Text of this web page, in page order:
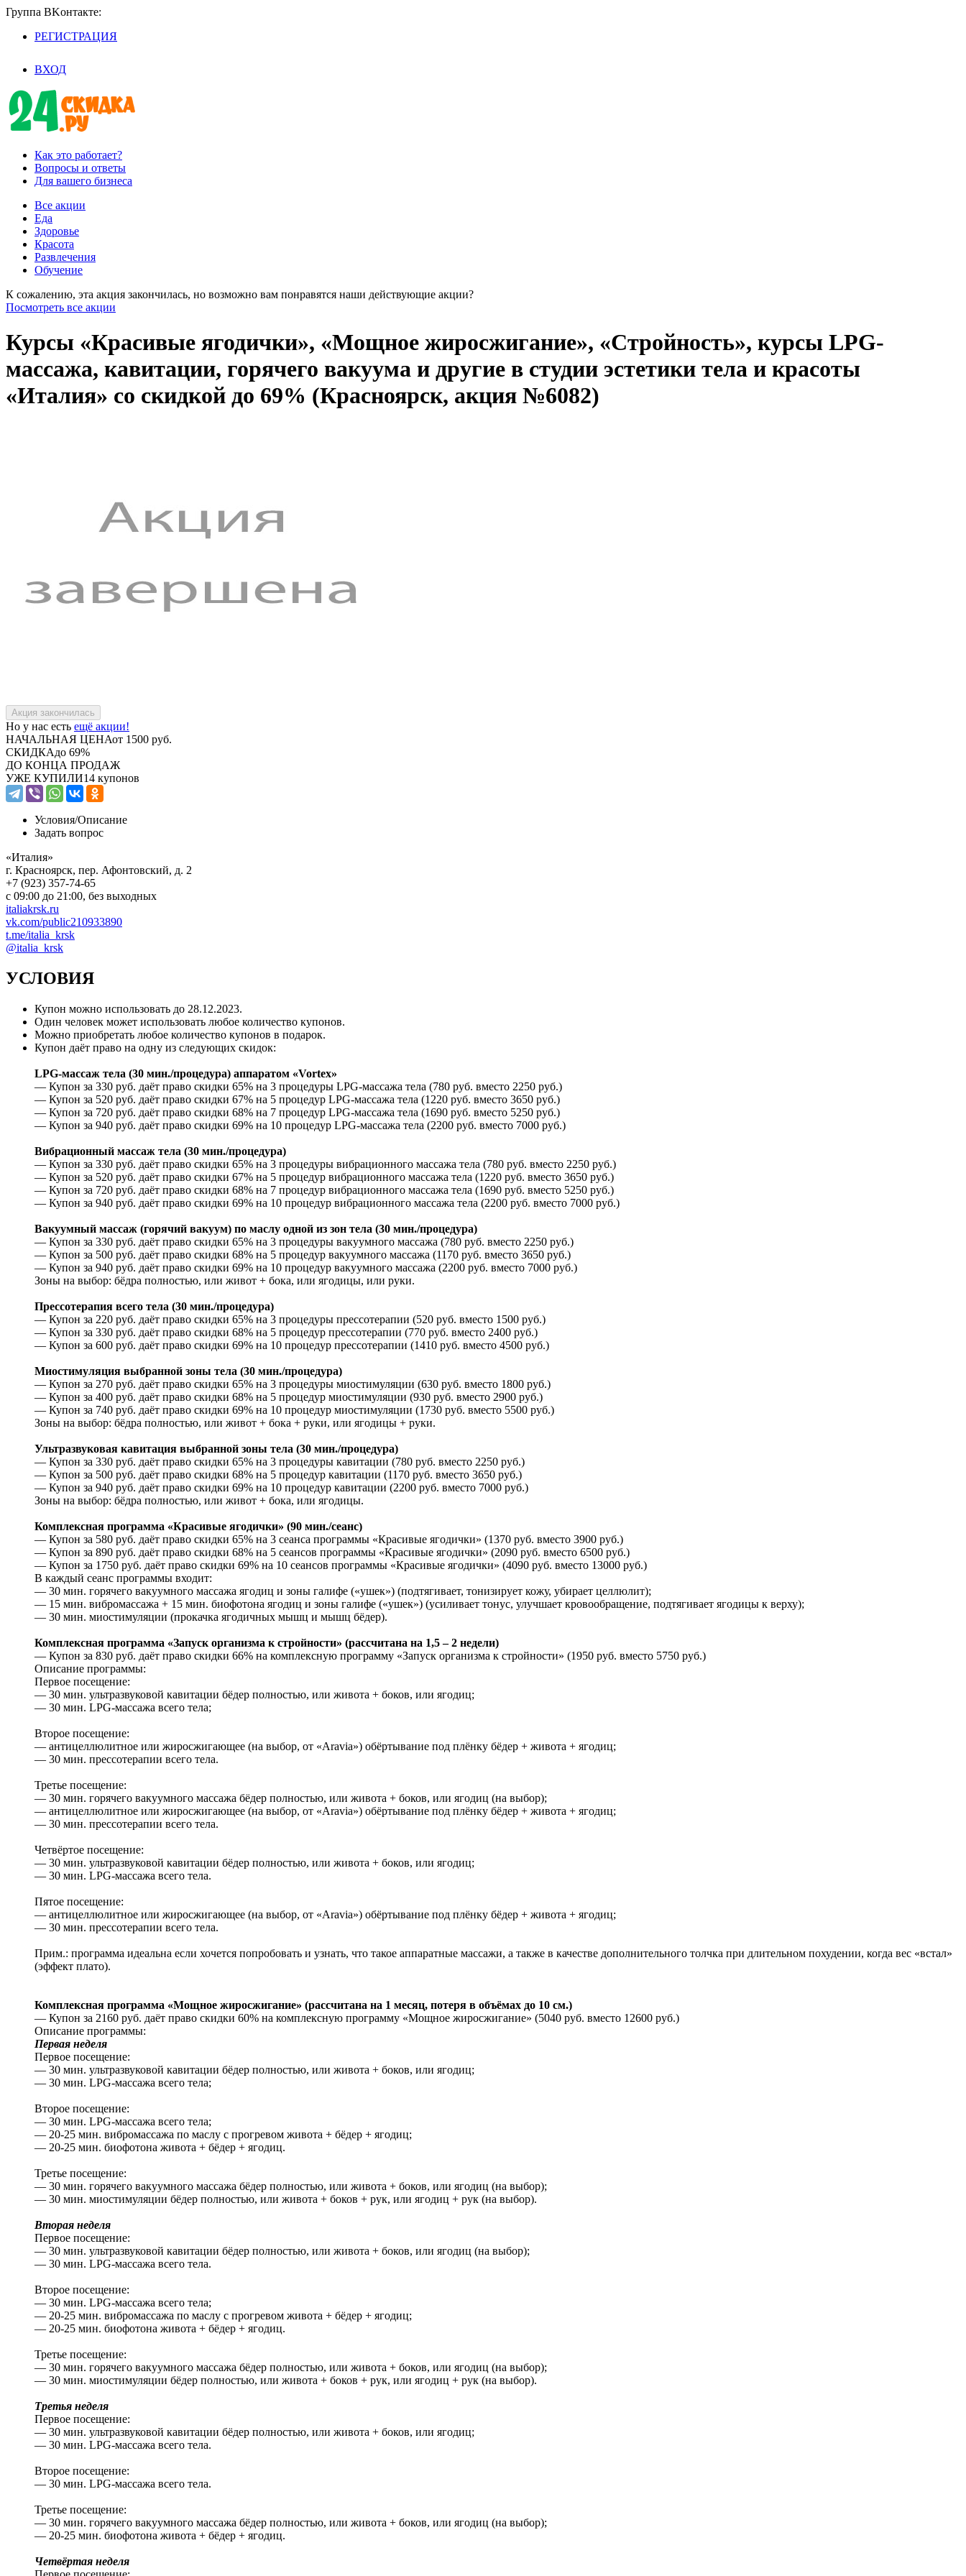
Группа BKoнтaктe:
РЕГИСТРАЦИЯ
ВХОД
Как это работает?
Вопросы и ответы
Для вашего бизнеса
Все акции
Еда
Здоровье
Красота
Развлечения
Обучение
К сожалению, эта акция закончилась, но возможно вам понравятся наши действующие акции?
Посмотреть все акции
Курсы «Красивые ягодички», «Мощное жиросжигание», «Стройность», курсы LPG-
массажа, кавитации, горячего вакуума и другие в студии эстетики тела и красоты
«Италия» со скидкой до 69% (Красноярск, акция №6082)
Но у нас есть ещё акции!
НАЧАЛЬНАЯ ЦЕНАот 1500 руб.
СКИДКАдо 69%
ДО КОНЦА ПРОДАЖ
УЖЕ КУПИЛИ14 купонов
Условия/Описание
Задать вопрос
«Италия»
г. Красноярск, пер. Афонтовский, д. 2
+7 (923) 357-74-65
с 09:00 до 21:00, без выходных
italiakrsk.ru
vk.com/public210933890
t.me/italia_krsk
@italia_krsk
УСЛОВИЯ
Купон можно использовать до 28.12.2023.
Один человек может использовать любое количество купонов.
Можно приобретать любое количество купонов в подарок.
Купон даёт право на одну из следующих скидок:
LPG-массаж тела (30 мин./процедура) аппаратом «Vortex»
— Купон за 330 руб. даёт право скидки 65% на 3 процедуры LPG-массажа тела (780 руб. вместо 2250 руб.)
— Купон за 520 руб. даёт право скидки 67% на 5 процедур LPG-массажа тела (1220 руб. вместо 3650 руб.)
— Купон за 720 руб. даёт право скидки 68% на 7 процедур LPG-массажа тела (1690 руб. вместо 5250 руб.)
— Купон за 940 руб. даёт право скидки 69% на 10 процедур LPG-массажа тела (2200 руб. вместо 7000 руб.)
Вибрационный массаж тела (30 мин./процедура)
— Купон за 330 руб. даёт право скидки 65% на 3 процедуры вибрационного массажа тела (780 руб. вместо 2250 руб.)
— Купон за 520 руб. даёт право скидки 67% на 5 процедур вибрационного массажа тела (1220 руб. вместо 3650 руб.)
— Купон за 720 руб. даёт право скидки 68% на 7 процедур вибрационного массажа тела (1690 руб. вместо 5250 руб.)
— Купон за 940 руб. даёт право скидки 69% на 10 процедур вибрационного массажа тела (2200 руб. вместо 7000 руб.)
Вакуумный массаж (горячий вакуум) по маслу одной из зон тела (30 мин./процедура)
— Купон за 330 руб. даёт право скидки 65% на 3 процедуры вакуумного массажа (780 руб. вместо 2250 руб.)
— Купон за 500 руб. даёт право скидки 68% на 5 процедур вакуумного массажа (1170 руб. вместо 3650 руб.)
— Купон за 940 руб. даёт право скидки 69% на 10 процедур вакуумного массажа (2200 руб. вместо 7000 руб.)
Зоны на выбор: бёдра полностью, или живот + бока, или ягодицы, или руки.
Прессотерапия всего тела (30 мин./процедура)
— Купон за 220 руб. даёт право скидки 65% на 3 процедуры прессотерапии (520 руб. вместо 1500 руб.)
— Купон за 330 руб. даёт право скидки 68% на 5 процедур прессотерапии (770 руб. вместо 2400 руб.)
— Купон за 600 руб. даёт право скидки 69% на 10 процедур прессотерапии (1410 руб. вместо 4500 руб.)
Миостимуляция выбранной зоны тела (30 мин./процедура)
— Купон за 270 руб. даёт право скидки 65% на 3 процедуры миостимуляции (630 руб. вместо 1800 руб.)
— Купон за 400 руб. даёт право скидки 68% на 5 процедур миостимуляции (930 руб. вместо 2900 руб.)
— Купон за 740 руб. даёт право скидки 69% на 10 процедур миостимуляции (1730 руб. вместо 5500 руб.)
Зоны на выбор: бёдра полностью, или живот + бока + руки, или ягодицы + руки.
Ультразвуковая кавитация выбранной зоны тела (30 мин./процедура)
— Купон за 330 руб. даёт право скидки 65% на 3 процедуры кавитации (780 руб. вместо 2250 руб.)
— Купон за 500 руб. даёт право скидки 68% на 5 процедур кавитации (1170 руб. вместо 3650 руб.)
— Купон за 940 руб. даёт право скидки 69% на 10 процедур кавитации (2200 руб. вместо 7000 руб.)
Зоны на выбор: бёдра полностью, или живот + бока, или ягодицы.
Комплексная программа «Красивые ягодички» (90 мин./сеанс)
— Купон за 580 руб. даёт право скидки 65% на 3 сеанса программы «Красивые ягодички» (1370 руб. вместо 3900 руб.)
— Купон за 890 руб. даёт право скидки 68% на 5 сеансов программы «Красивые ягодички» (2090 руб. вместо 6500 руб.)
— Купон за 1750 руб. даёт право скидки 69% на 10 сеансов программы «Красивые ягодички» (4090 руб. вместо 13000 руб.)
В каждый сеанс программы входит:
— 30 мин. горячего вакуумного массажа ягодиц и зоны галифе («ушек») (подтягивает, тонизирует кожу, убирает целлюлит);
— 15 мин. вибромассажа + 15 мин. биофотона ягодиц и зоны галифе («ушек») (усиливает тонус, улучшает кровообращение, подтягивает ягодицы к верху);
— 30 мин. миостимуляции (прокачка ягодичных мышц и мышц бёдер).
Комплексная программа «Запуск организма к стройности» (рассчитана на 1,5 – 2 недели)
— Купон за 830 руб. даёт право скидки 66% на комплексную программу «Запуск организма к стройности» (1950 руб. вместо 5750 руб.)
Описание программы:
Первое посещение:
— 30 мин. ультразвуковой кавитации бёдер полностью, или живота + боков, или ягодиц;
— 30 мин. LPG-массажа всего тела;
Второе посещение:
— антицеллюлитное или жиросжигающее (на выбор, от «Aravia») обёртывание под плёнку бёдер + живота + ягодиц;
— 30 мин. прессотерапии всего тела.
Третье посещение:
— 30 мин. горячего вакуумного массажа бёдер полностью, или живота + боков, или ягодиц (на выбор);
— антицеллюлитное или жиросжигающее (на выбор, от «Aravia») обёртывание под плёнку бёдер + живота + ягодиц;
— 30 мин. прессотерапии всего тела.
Четвёртое посещение:
— 30 мин. ультразвуковой кавитации бёдер полностью, или живота + боков, или ягодиц;
— 30 мин. LPG-массажа всего тела.
Пятое посещение:
— антицеллюлитное или жиросжигающее (на выбор, от «Aravia») обёртывание под плёнку бёдер + живота + ягодиц;
— 30 мин. прессотерапии всего тела.
Прим.: программа идеальна если хочется попробовать и узнать, что такое аппаратные массажи, а также в качестве дополнительного толчка при длительном похудении, когда вес «встал»
(эффект плато).
Комплексная программа «Мощное жиросжигание» (рассчитана на 1 месяц, потеря в объёмах до 10 см.)
— Купон за 2160 руб. даёт право скидки 60% на комплексную программу «Мощное жиросжигание» (5040 руб. вместо 12600 руб.)
Описание программы:
Первая неделя
Первое посещение:
— 30 мин. ультразвуковой кавитации бёдер полностью, или живота + боков, или ягодиц;
— 30 мин. LPG-массажа всего тела;
Второе посещение:
— 30 мин. LPG-массажа всего тела;
— 20-25 мин. вибромассажа по маслу с прогревом живота + бёдер + ягодиц;
— 20-25 мин. биофотона живота + бёдер + ягодиц.
Третье посещение:
— 30 мин. горячего вакуумного массажа бёдер полностью, или живота + боков, или ягодиц (на выбор);
— 30 мин. миостимуляции бёдер полностью, или живота + боков + рук, или ягодиц + рук (на выбор).
Вторая неделя
Первое посещение:
— 30 мин. ультразвуковой кавитации бёдер полностью, или живота + боков, или ягодиц (на выбор);
— 30 мин. LPG-массажа всего тела.
Второе посещение:
— 30 мин. LPG-массажа всего тела;
— 20-25 мин. вибромассажа по маслу с прогревом живота + бёдер + ягодиц;
— 20-25 мин. биофотона живота + бёдер + ягодиц.
Третье посещение:
— 30 мин. горячего вакуумного массажа бёдер полностью, или живота + боков, или ягодиц (на выбор);
— 30 мин. миостимуляции бёдер полностью, или живота + боков + рук, или ягодиц + рук (на выбор).
Третья неделя
Первое посещение:
— 30 мин. ультразвуковой кавитации бёдер полностью, или живота + боков, или ягодиц;
— 30 мин. LPG-массажа всего тела.
Второе посещение:
— 30 мин. LPG-массажа всего тела.
Третье посещение:
— 30 мин. горячего вакуумного массажа бёдер полностью, или живота + боков, или ягодиц (на выбор);
— 20-25 мин. биофотона живота + бёдер + ягодиц.
Четвёртая неделя